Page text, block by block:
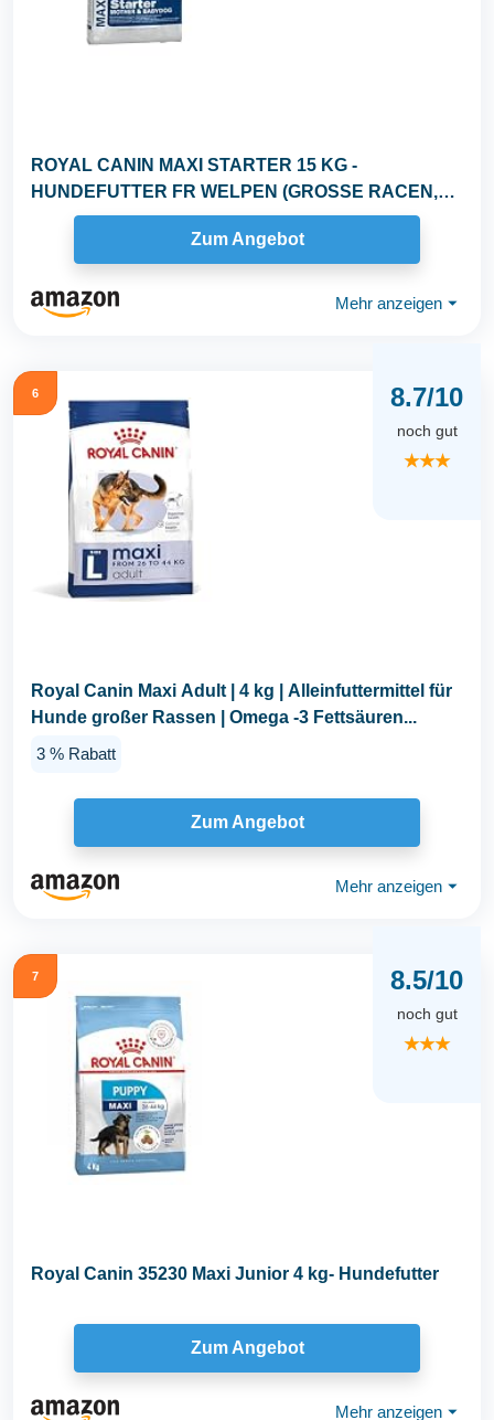
ROYAL CANIN MAXI STARTER 15 KG -
HUNDEFUTTER FR WELPEN (GROSSE RACEN,
UNTER 2 MONATEN...
Zum Angebot
Mehr anzeigen ⏷
6 8.7/10
noch gut
★★★
Royal Canin Maxi Adult | 4 kg | Alleinfuttermittel für
Hunde großer Rassen | Omega -3 Fettsäuren...
3 % Rabatt
Zum Angebot
Mehr anzeigen ⏷
7 8.5/10
noch gut
★★★
Royal Canin 35230 Maxi Junior 4 kg- Hundefutter
Zum Angebot
Mehr anzeigen ⏷